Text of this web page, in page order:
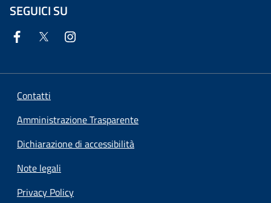
SEGUICI SU
Contatti
Amministrazione Trasparente
Dichiarazione di accessibilità
Note legali
Privacy Policy